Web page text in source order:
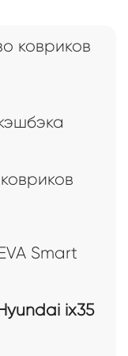
ковриков
Smart
ix35